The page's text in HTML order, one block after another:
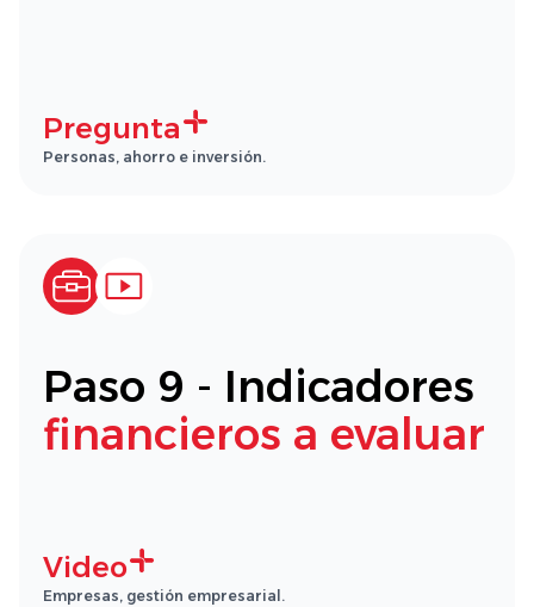
Pregunta
Personas, ahorro e inversión.
Paso 9 - Indicadores
financieros a evaluar
Video
Empresas, gestión empresarial.